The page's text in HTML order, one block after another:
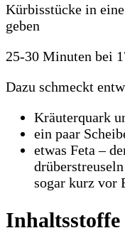
Kürbisstücke in
geben
25-30 Minuten bei
Dazu schmeckt
Kräuterquark
ein paar
etwas Feta –
sogar kurz vor